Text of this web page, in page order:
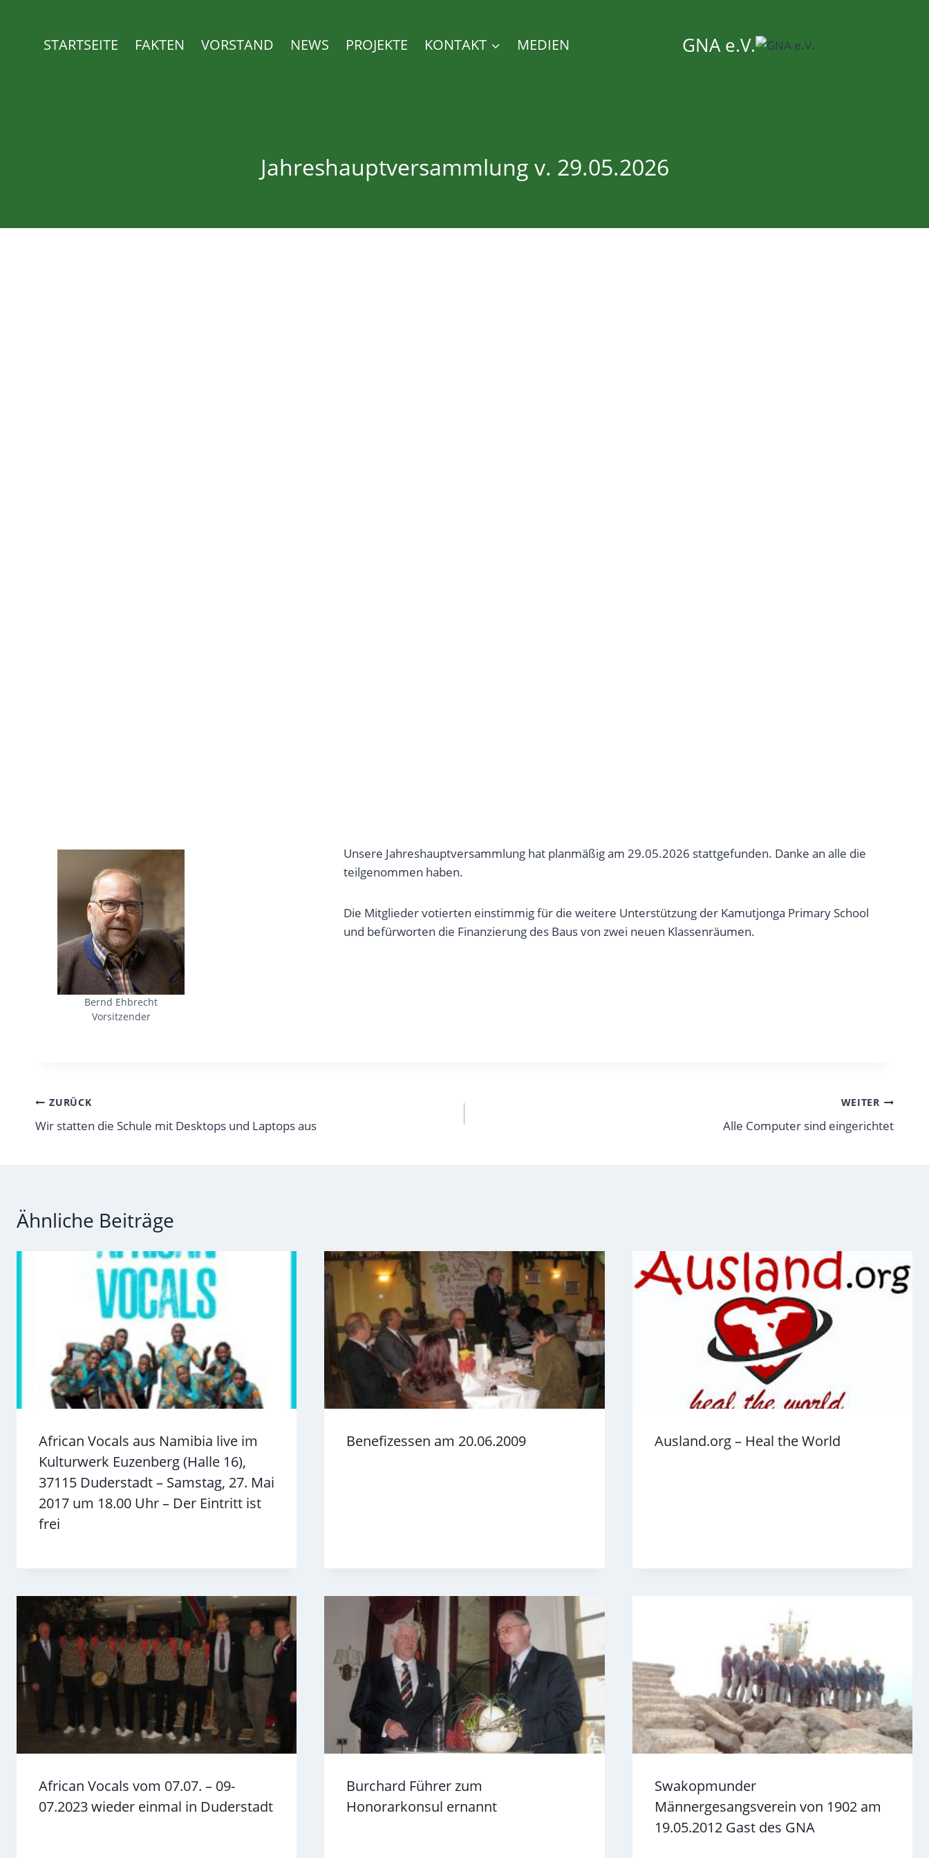
springenSTARTSEITE FAKTEN VORSTAND NEWS PROJEKTE KONTAKT MEDIEN GNA e.V.
Jahreshauptversammlung v. 29.05.2026
Bernd Ehbrecht
Vorsitzender
Unsere Jahreshauptversammlung hat planmäßig am 29.05.2026 stattgefunden. Danke an alle die
teilgenommen haben.
Die Mitglieder votierten einstimmig für die weitere Unterstützung der Kamutjonga Primary School
und befürworten die Finanzierung des Baus von zwei neuen Klassenräumen.
Beitragsnavigation
ZURÜCK
Wir statten die Schule mit Desktops und Laptops aus
WEITER
Alle Computer sind eingerichtet
Ähnliche Beiträge
African Vocals aus Namibia live im
Kulturwerk Euzenberg (Halle 16),
37115 Duderstadt – Samstag, 27. Mai
2017 um 18.00 Uhr – Der Eintritt ist
frei
Benefizessen am 20.06.2009 Ausland.org – Heal the World
African Vocals vom 07.07. – 09-
07.2023 wieder einmal in Duderstadt
Burchard Führer zum
Honorarkonsul ernannt
Swakopmunder
Männergesangsverein von 1902 am
19.05.2012 Gast des GNA